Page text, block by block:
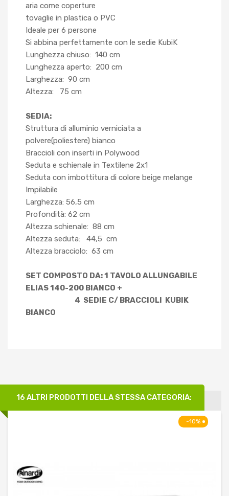
aria come coperture
tovaglie in plastica o PVC
Ideale per 6 persone
Si abbina perfettamente con le sedie KubiK
Lunghezza chiuso: 140 cm
Lunghezza aperto: 200 cm
Larghezza: 90 cm
Altezza: 75 cm
SEDIA:
Struttura di alluminio verniciata a
polvere(poliestere) bianco
Braccioli con inserti in Polywood
Seduta e schienale in Textilene 2x1
Seduta con imbottitura di colore beige melange
Impilabile
Larghezza: 56,5 cm
Profondità: 62 cm
Altezza schienale: 88 cm
Altezza seduta: 44,5 cm
Altezza bracciolo: 63 cm
SET COMPOSTO DA: 1 TAVOLO ALLUNGABILE
ELIAS 140-200 BIANCO +
4 SEDIE C/ BRACCIOLI KUBIK
BIANCO
16 ALTRI PRODOTTI DELLA STESSA CATEGORIA:
-10%